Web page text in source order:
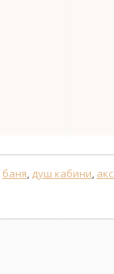
баня, душ кабини,